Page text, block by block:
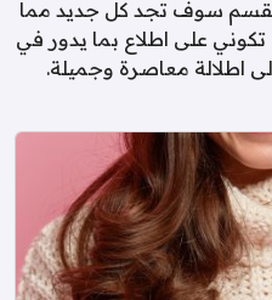
القسم سوف تجد كل جديد مما
تكوني على اطلاع بما يدور في
اطلالة معاصرة وجميلة.